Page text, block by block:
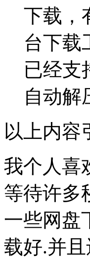
下载，
台下载
已经支
自动解
以上内容
我个人喜
等待许多
一些网盘
载好.并